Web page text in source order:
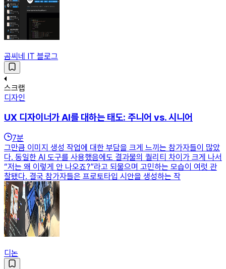
곰씨네 IT 블로그
스크랩
디자인
UX 디자이너가 AI를 대하는 태도: 주니어 vs. 시니어
7분
그만큼 이미지 생성 작업에 대한 부담을 크게 느끼는 참가자들이 많았
다. 동일한 AI 도구를 사용했음에도 결과물의 퀄리티 차이가 크게 나서
“저는 왜 이렇게 안 나오죠?”라고 되물으며 고민하는 모습이 여럿 관
찰됐다. 결국 참가자들은 프로토타입 시안을 생성하는 작
디논